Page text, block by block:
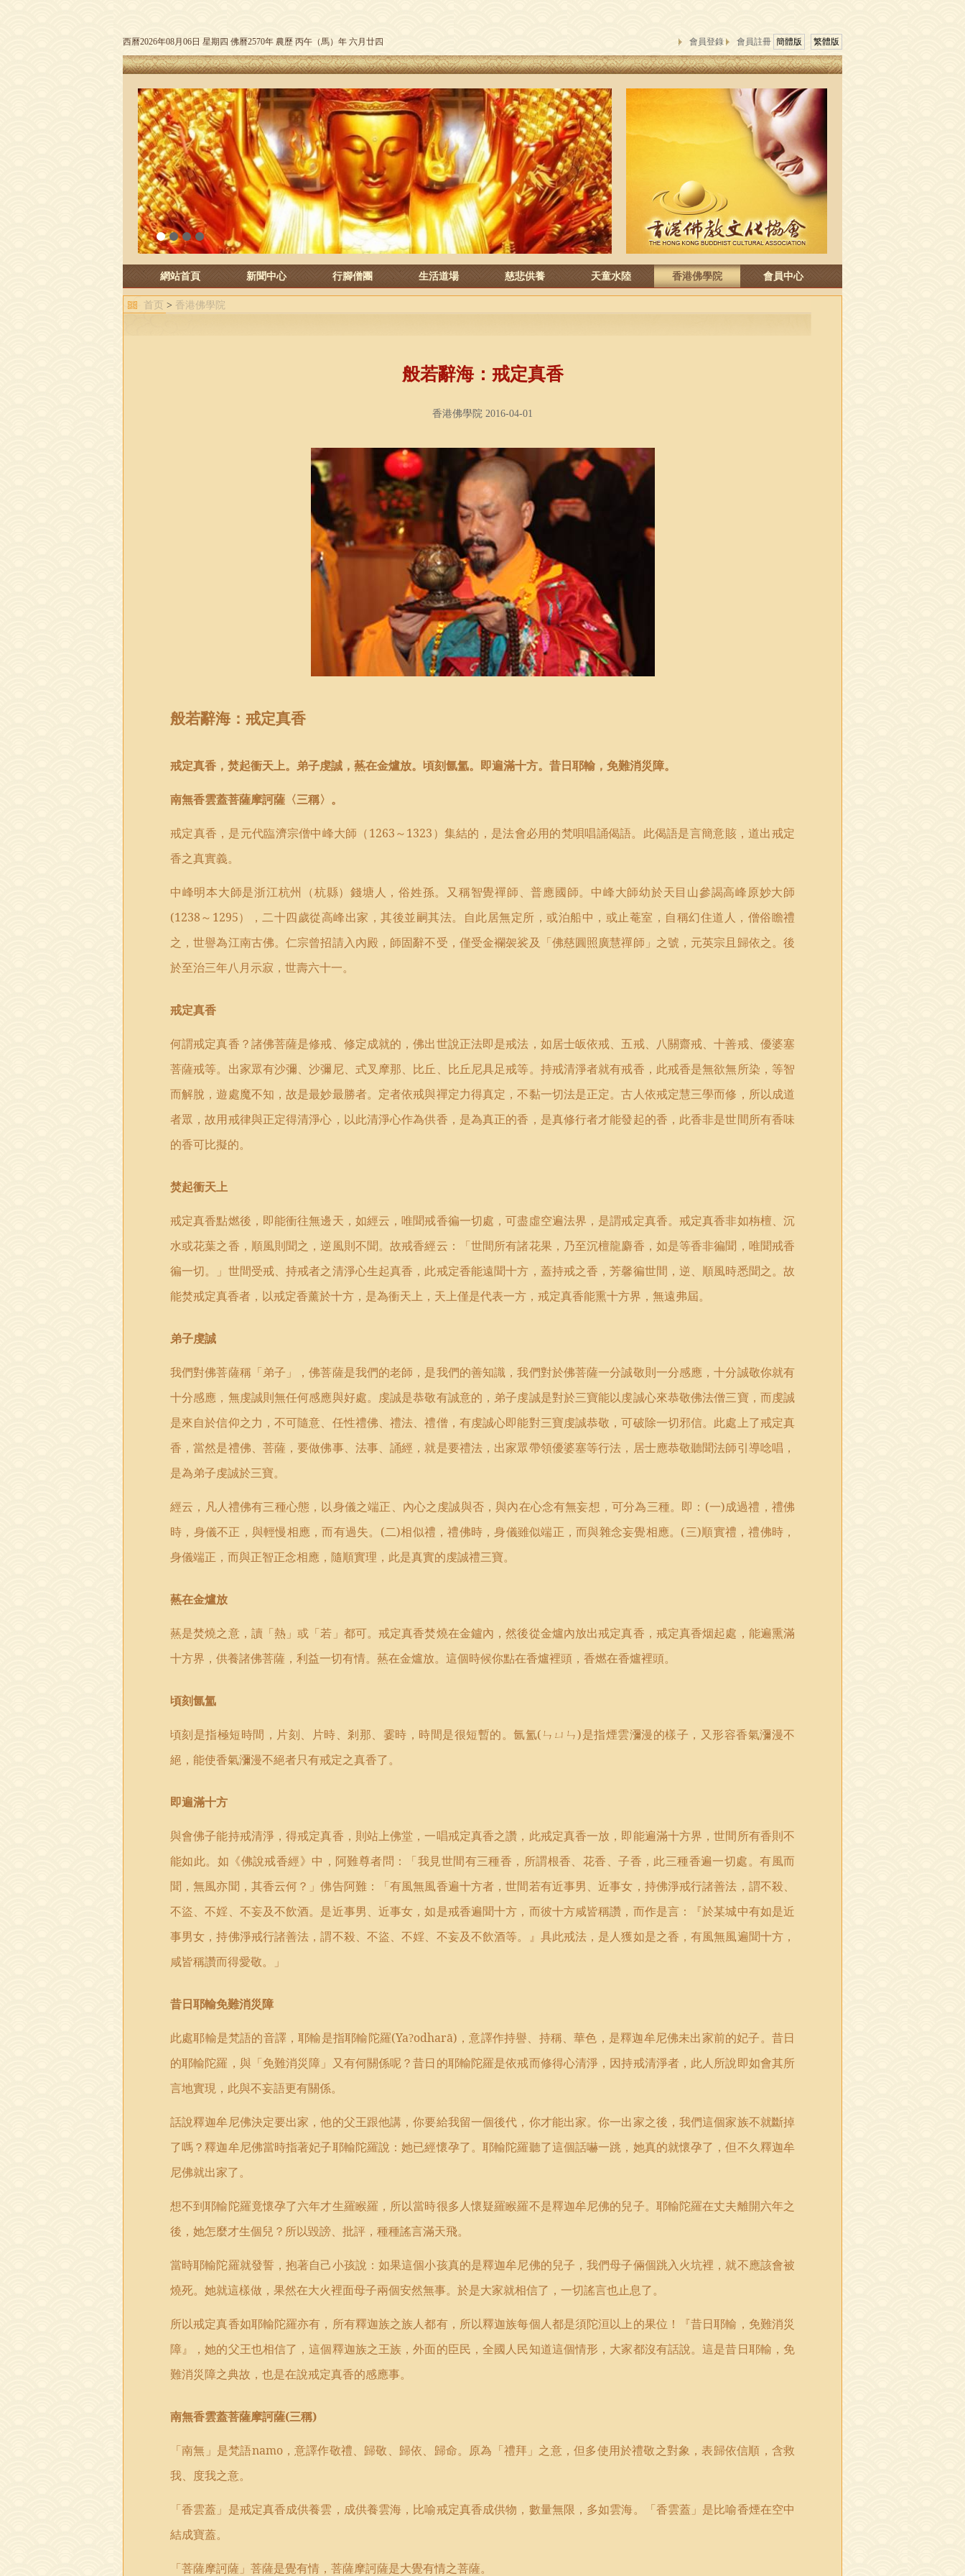
西曆2026年08月06日 星期四 佛曆2570年 農歷 丙午（馬）年 六月廿四 會員登錄 會員註冊 簡體版 繁體版
1 2 3 4
網站首頁 新聞中心 行腳僧團 生活道場 慈悲供養 天童水陸 香港佛學院 會員中心
首页 > 香港佛學院
般若辭海：戒定真香
香港佛學院 2016-04-01
般若辭海： 戒定真香
戒定真香，焚起衝天上。弟子虔誠，爇在金爐放。頃刻氤氳。即遍滿十方。昔日耶輸，免難消災障。
南無香雲蓋菩薩摩訶薩〈三稱〉。
戒定真香，是元代臨濟宗僧中峰大師（1263～1323）集結的，是法會必用的梵唄唱誦偈語。此偈語是言簡意賅，道出戒定
香之真實義。
中峰明本大師是浙江杭州（杭縣）錢塘人，俗姓孫。又稱智覺禪師、普應國師。中峰大師幼於天目山參謁高峰原妙大師
(1238～ 1295），二十四歲從高峰出家，其後並嗣其法。自此居無定所，或泊船中，或止菴室，自稱幻住道人，僧俗瞻禮
之，世譽為江南古佛。仁宗曾招請入內殿，師固辭不受，僅受金襴袈裟及「佛慈圓照廣慧禪師」之號，元英宗且歸依之。後
於至治三年八月示寂，世壽六十一。
戒定真香
何謂戒定真香？諸佛菩薩是修戒、修定成就的，佛出世說正法即是戒法，如居士皈依戒、五戒、八關齋戒、十善戒、優婆塞
菩薩戒等。出家眾有沙彌、沙彌尼、式叉摩那、比丘、比丘尼具足戒等。持戒清淨者就有戒香，此戒香是無欲無所染，等智
而解脫，遊處魔不知，故是最妙最勝者。定者依戒與禪定力得真定，不黏一切法是正定。古人依戒定慧三學而修，所以成道
者眾，故用戒律與正定得清淨心，以此清淨心作為供香，是為真正的香，是真修行者才能發起的香，此香非是世間所有香味
的香可比擬的。
焚起衝天上
戒定真香點燃後，即能衝往無邊天，如經云，唯聞戒香徧一切處，可盡虛空遍法界，是謂戒定真香。戒定真香非如栴檀、沉
水或花葉之香，順風則聞之，逆風則不聞。故戒香經云：「世間所有諸花果，乃至沉檀龍麝香，如是等香非徧聞，唯聞戒香
徧一切。」世間受戒、持戒者之清淨心生起真香，此戒定香能遠聞十方，蓋持戒之香，芳馨徧世間，逆、順風時悉聞之。故
能焚戒定真香者，以戒定香薰於十方，是為衝天上，天上僅是代表一方，戒定真香能熏十方界，無遠弗屆。
弟子虔誠
我們對佛菩薩稱「弟子」，佛菩薩是我們的老師，是我們的善知識，我們對於佛菩薩一分誠敬則一分感應，十分誠敬你就有
十分感應，無虔誠則無任何感應與好處。虔誠是恭敬有誠意的，弟子虔誠是對於三寶能以虔誠心來恭敬佛法僧三寶，而虔誠
是來自於信仰之力，不可隨意、任性禮佛、禮法、禮僧，有虔誠心即能對三寶虔誠恭敬，可破除一切邪信。此處上了戒定真
香，當然是禮佛、菩薩，要做佛事、法事、誦經，就是要禮法，出家眾帶領優婆塞等行法，居士應恭敬聽聞法師引導唸唱，
是為弟子虔誠於三寶。
經云，凡人禮佛有三種心態，以身儀之端正、內心之虔誠與否，與內在心念有無妄想，可分為三種。即： (一)成過禮，禮佛
時，身儀不正，與輕慢相應，而有過失。 (二)相似禮，禮佛時，身儀雖似端正，而與雜念妄覺相應。 (三)順實禮，禮佛時，
身儀端正，而與正智正念相應，隨順實理，此是真實的虔誠禮三寶。
爇在金爐放
爇是焚燒之意，讀「熱」或「若」都可。戒定真香焚燒在金鑪內，然後從金爐內放出戒定真香，戒定真香烟起處，能遍熏滿
十方界，供養諸佛菩薩，利益一切有情。爇在金爐放。這個時候你點在香爐裡頭，香燃在香爐裡頭。
頃刻氤氳
頃刻是指極短時間，片刻、片時、剎那、霎時，時間是很短暫的。氤氳(ㄣㄩㄣ)是指煙雲瀰漫的樣子，又形容香氣瀰漫不
絕，能使香氣瀰漫不絕者只有戒定之真香了。
即遍滿十方
與會佛子能持戒清淨，得戒定真香，則站上佛堂，一唱戒定真香之讚，此戒定真香一放，即能遍滿十方界，世間所有香則不
能如此。如《佛說戒香經》中，阿難尊者問：「我見世間有三種香，所謂根香、花香、子香，此三種香遍一切處。有風而
聞，無風亦聞，其香云何？」佛告阿難：「有風無風香遍十方者，世間若有近事男、近事女，持佛淨戒行諸善法，謂不殺、
不盜、不婬、不妄及不飲酒。是近事男、近事女，如是戒香遍聞十方，而彼十方咸皆稱讚，而作是言：『於某城中有如是近
事男女，持佛淨戒行諸善法，謂不殺、不盜、不婬、不妄及不飲酒等。』具此戒法，是人獲如是之香，有風無風遍聞十方，
咸皆稱讚而得愛敬。」
昔日耶輸免難消災障
此處耶輸是梵語的音譯，耶輸是指耶輸陀羅(Ya?odharā) ，意譯作持譽、持稱、華色，是釋迦牟尼佛未出家前的妃子。昔日
的耶輸陀羅，與「免難消災障」又有何關係呢？昔日的耶輸陀羅是依戒而修得心清淨，因持戒清淨者，此人所說即如會其所
言地實現，此與不妄語更有關係。
話說釋迦牟尼佛決定要出家，他的父王跟他講，你要給我留一個後代，你才能出家。你一出家之後，我們這個家族不就斷掉
了嗎？釋迦牟尼佛當時指著妃子耶輸陀羅說：她已經懷孕了。耶輸陀羅聽了這個話嚇一跳，她真的就懷孕了，但不久釋迦牟
尼佛就出家了。
想不到耶輸陀羅竟懷孕了六年才生羅睺羅，所以當時很多人懷疑羅睺羅不是釋迦牟尼佛的兒子。耶輸陀羅在丈夫離開六年之
後，她怎麼才生個兒？所以毀謗、批評，種種謠言滿天飛。
當時耶輸陀羅就發誓，抱著自己小孩說：如果這個小孩真的是釋迦牟尼佛的兒子，我們母子倆個跳入火坑裡，就不應該會被
燒死。她就這樣做，果然在大火裡面母子兩個安然無事。於是大家就相信了，一切謠言也止息了。
所以戒定真香如耶輸陀羅亦有，所有釋迦族之族人都有，所以釋迦族每個人都是須陀洹以上的果位！『昔日耶輸，免難消災
障』，她的父王也相信了，這個釋迦族之王族，外面的臣民，全國人民知道這個情形，大家都沒有話說。這是昔日耶輸，免
難消災障之典故，也是在說戒定真香的感應事。
南無香雲蓋菩薩摩訶薩(三稱)
「南無」是梵語namo，意譯作敬禮、歸敬、歸依、歸命。原為「禮拜」之意，但多使用於禮敬之對象，表歸依信順，含救
我、度我之意。
「香雲蓋」是戒定真香成供養雲，成供養雲海，比喻戒定真香成供物，數量無限，多如雲海。「香雲蓋」是比喻香煙在空中
結成寶蓋。
「菩薩摩訶薩」菩薩是覺有情，菩薩摩訶薩是大覺有情之菩薩。